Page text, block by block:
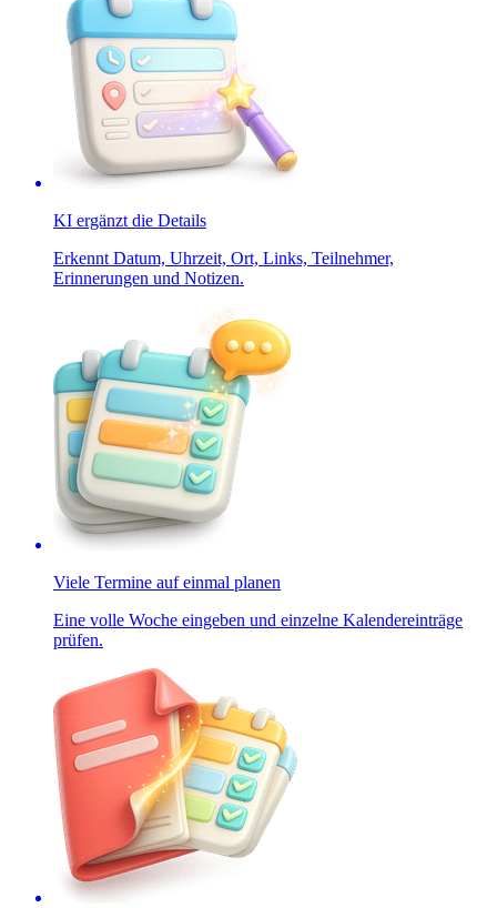
KI ergänzt die Details
Erkennt Datum, Uhrzeit, Ort, Links, Teilnehmer,
Erinnerungen und Notizen.
Viele Termine auf einmal planen
Eine volle Woche eingeben und einzelne Kalendereinträge
prüfen.